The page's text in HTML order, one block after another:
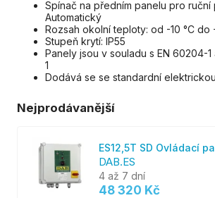
Spínač na předním panelu pro
Automatický
Rozsah okolní teploty: od -10 °C do
Stupeň krytí: IP55
Panely jsou v souladu s EN 60204-1
1
Dodává se se standardní
Nejprodávanější
ES12,5T SD Ovládací
DAB.ES
4 až 7 dní
48 320 Kč